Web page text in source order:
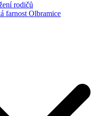
rodičů
farnost Olbramice